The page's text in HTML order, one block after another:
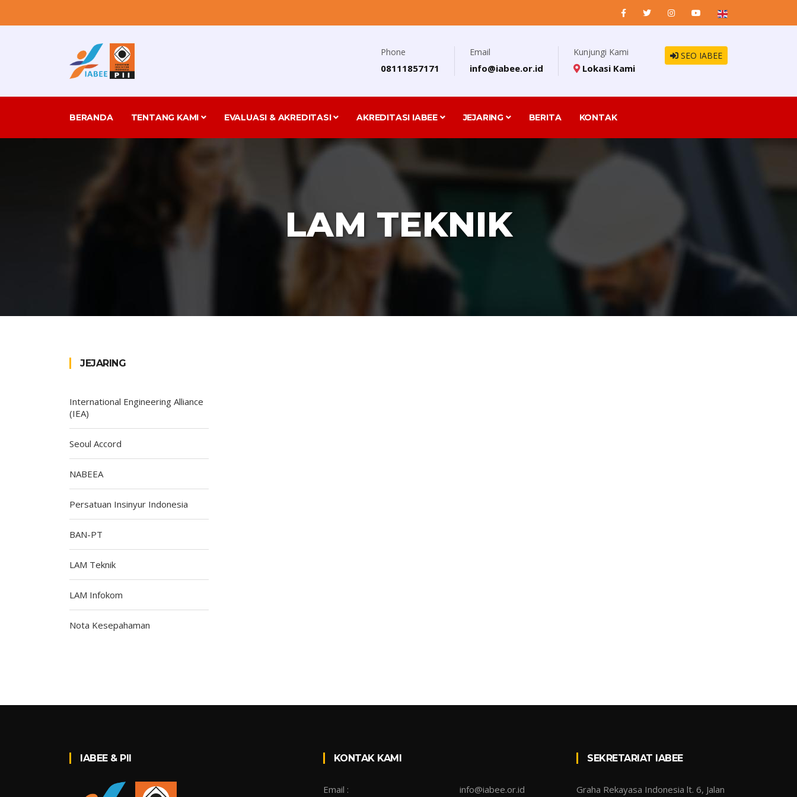
Phone
08111857171
Email
info@iabee.or.id
Kunjungi Kami
Lokasi Kami
SEO IABEE
BERANDA TENTANG KAMI EVALUASI & AKREDITASI AKREDITASI IABEE JEJARING BERITA KONTAK
LAM TEKNIK
JEJARING
International Engineering Alliance
(IEA)
Seoul Accord
NABEEA
Persatuan Insinyur Indonesia
BAN-PT
LAM Teknik
LAM Infokom
Nota Kesepahaman
IABEE & PII KONTAK KAMI
Email : info@iabee.or.id
SEKRETARIAT IABEE
Graha Rekayasa Indonesia lt. 6, Jalan